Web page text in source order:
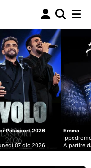
Emma
Ippodromo Snai - San Siro
A partire da mercoledì 09